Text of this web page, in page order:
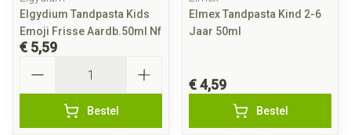
Elgydium Tandpasta Kids
Emoji Frisse Aardb.50ml Nf
€ 5,59
Bestel
Elmex Tandpasta Kind 2-6
Jaar 50ml
€ 4,59
Bestel